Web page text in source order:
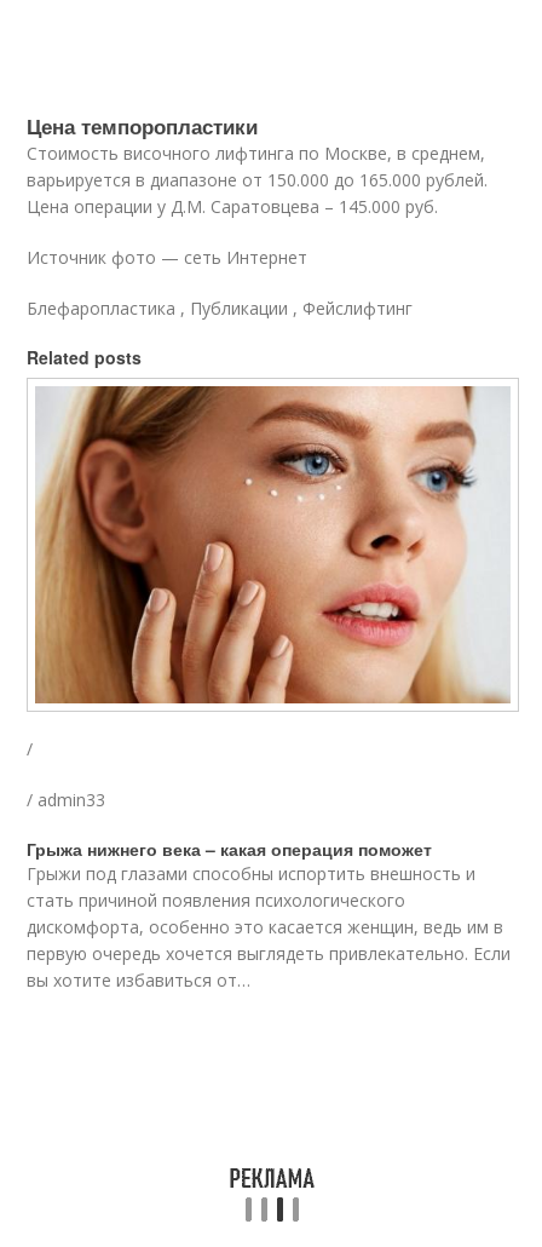
Цена темпоропластики
Стоимость височного лифтинга по Москве, в среднем,
варьируется в диапазоне от 150.000 до 165.000 рублей.
Цена операции у Д.М. Саратовцева – 145.000 руб.
Источник фото — сеть Интернет
Блефаропластика , Публикации , Фейслифтинг
Related posts
/
/ admin33
Грыжа нижнего века – какая операция поможет
Грыжи под глазами способны испортить внешность и
стать причиной появления психологического
дискомфорта, особенно это касается женщин, ведь им в
первую очередь хочется выглядеть привлекательно. Если
вы хотите избавиться от…